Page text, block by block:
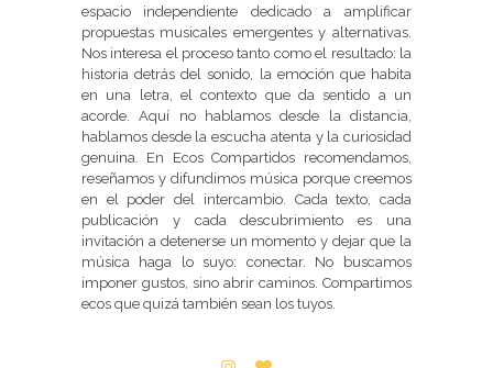
espacio independiente dedicado a amplificar
propuestas musicales emergentes y alternativas.
Nos interesa el proceso tanto como el resultado: la
historia detrás del sonido, la emoción que habita
en una letra, el contexto que da sentido a un
acorde. Aquí no hablamos desde la distancia,
hablamos desde la escucha atenta y la curiosidad
genuina. En Ecos Compartidos recomendamos,
reseñamos y difundimos música porque creemos
en el poder del intercambio. Cada texto, cada
publicación y cada descubrimiento es una
invitación a detenerse un momento y dejar que la
música haga lo suyo: conectar. No buscamos
imponer gustos, sino abrir caminos. Compartimos
ecos que quizá también sean los tuyos.